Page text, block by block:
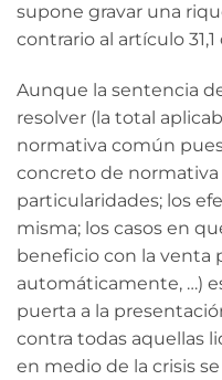
supone gravar una
contrario al artículo
Aunque la sentencia
resolver (la total
normativa común
concreto de
particularidades; los
misma; los casos en
beneficio con la venta
automáticamente, …)
puerta a la
contra todas aquellas
en medio de la crisis